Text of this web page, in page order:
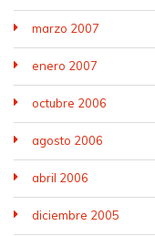
marzo 2007
enero 2007
octubre 2006
agosto 2006
abril 2006
diciembre 2005